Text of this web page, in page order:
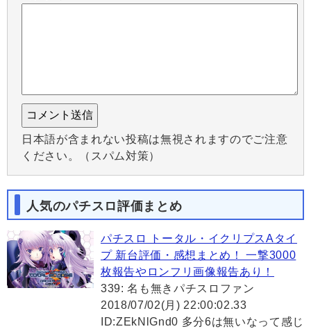
日本語が含まれない投稿は無視されますのでご注意
ください。（スパム対策）
人気のパチスロ評価まとめ
パチスロ トータル・イクリプスAタイ
プ 新台評価・感想まとめ！ 一撃3000
枚報告やロンフリ画像報告あり！
339: 名も無きパチスロファン
2018/07/02(月) 22:00:02.33
ID:ZEkNlGnd0 多分6は無いなって感じ